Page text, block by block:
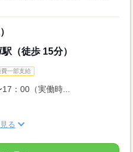
（徒歩 15分）
費一部支給
：00（実働時...
る